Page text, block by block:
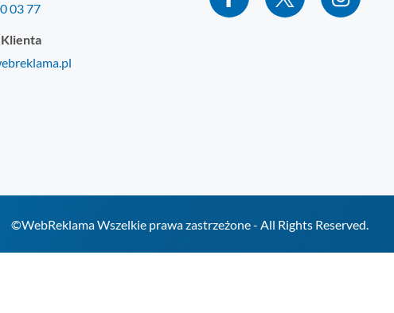
03 77
Klienta
©WebReklama Wszelkie prawa zastrzeżone - All Rights Reserved.